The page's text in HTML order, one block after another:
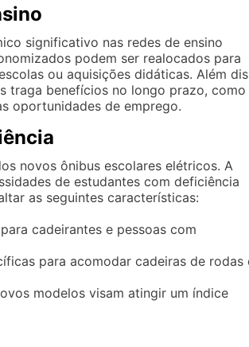
significativo nas redes de ensino
podem ser realocados para
ou aquisições didáticas. Além
traga benefícios no longo prazo, como
oportunidades de emprego.
novos ônibus escolares elétricos. A
de estudantes com deficiência
as seguintes características:
cadeirantes e pessoas com
para acomodar cadeiras de rodas
modelos visam atingir um índice